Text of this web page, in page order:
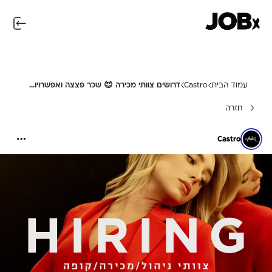
עמוד הבית Castro דרושים צוותי מכירה 😍 שכר פצצה ואפשרויות קידום!
חזרה
Castro